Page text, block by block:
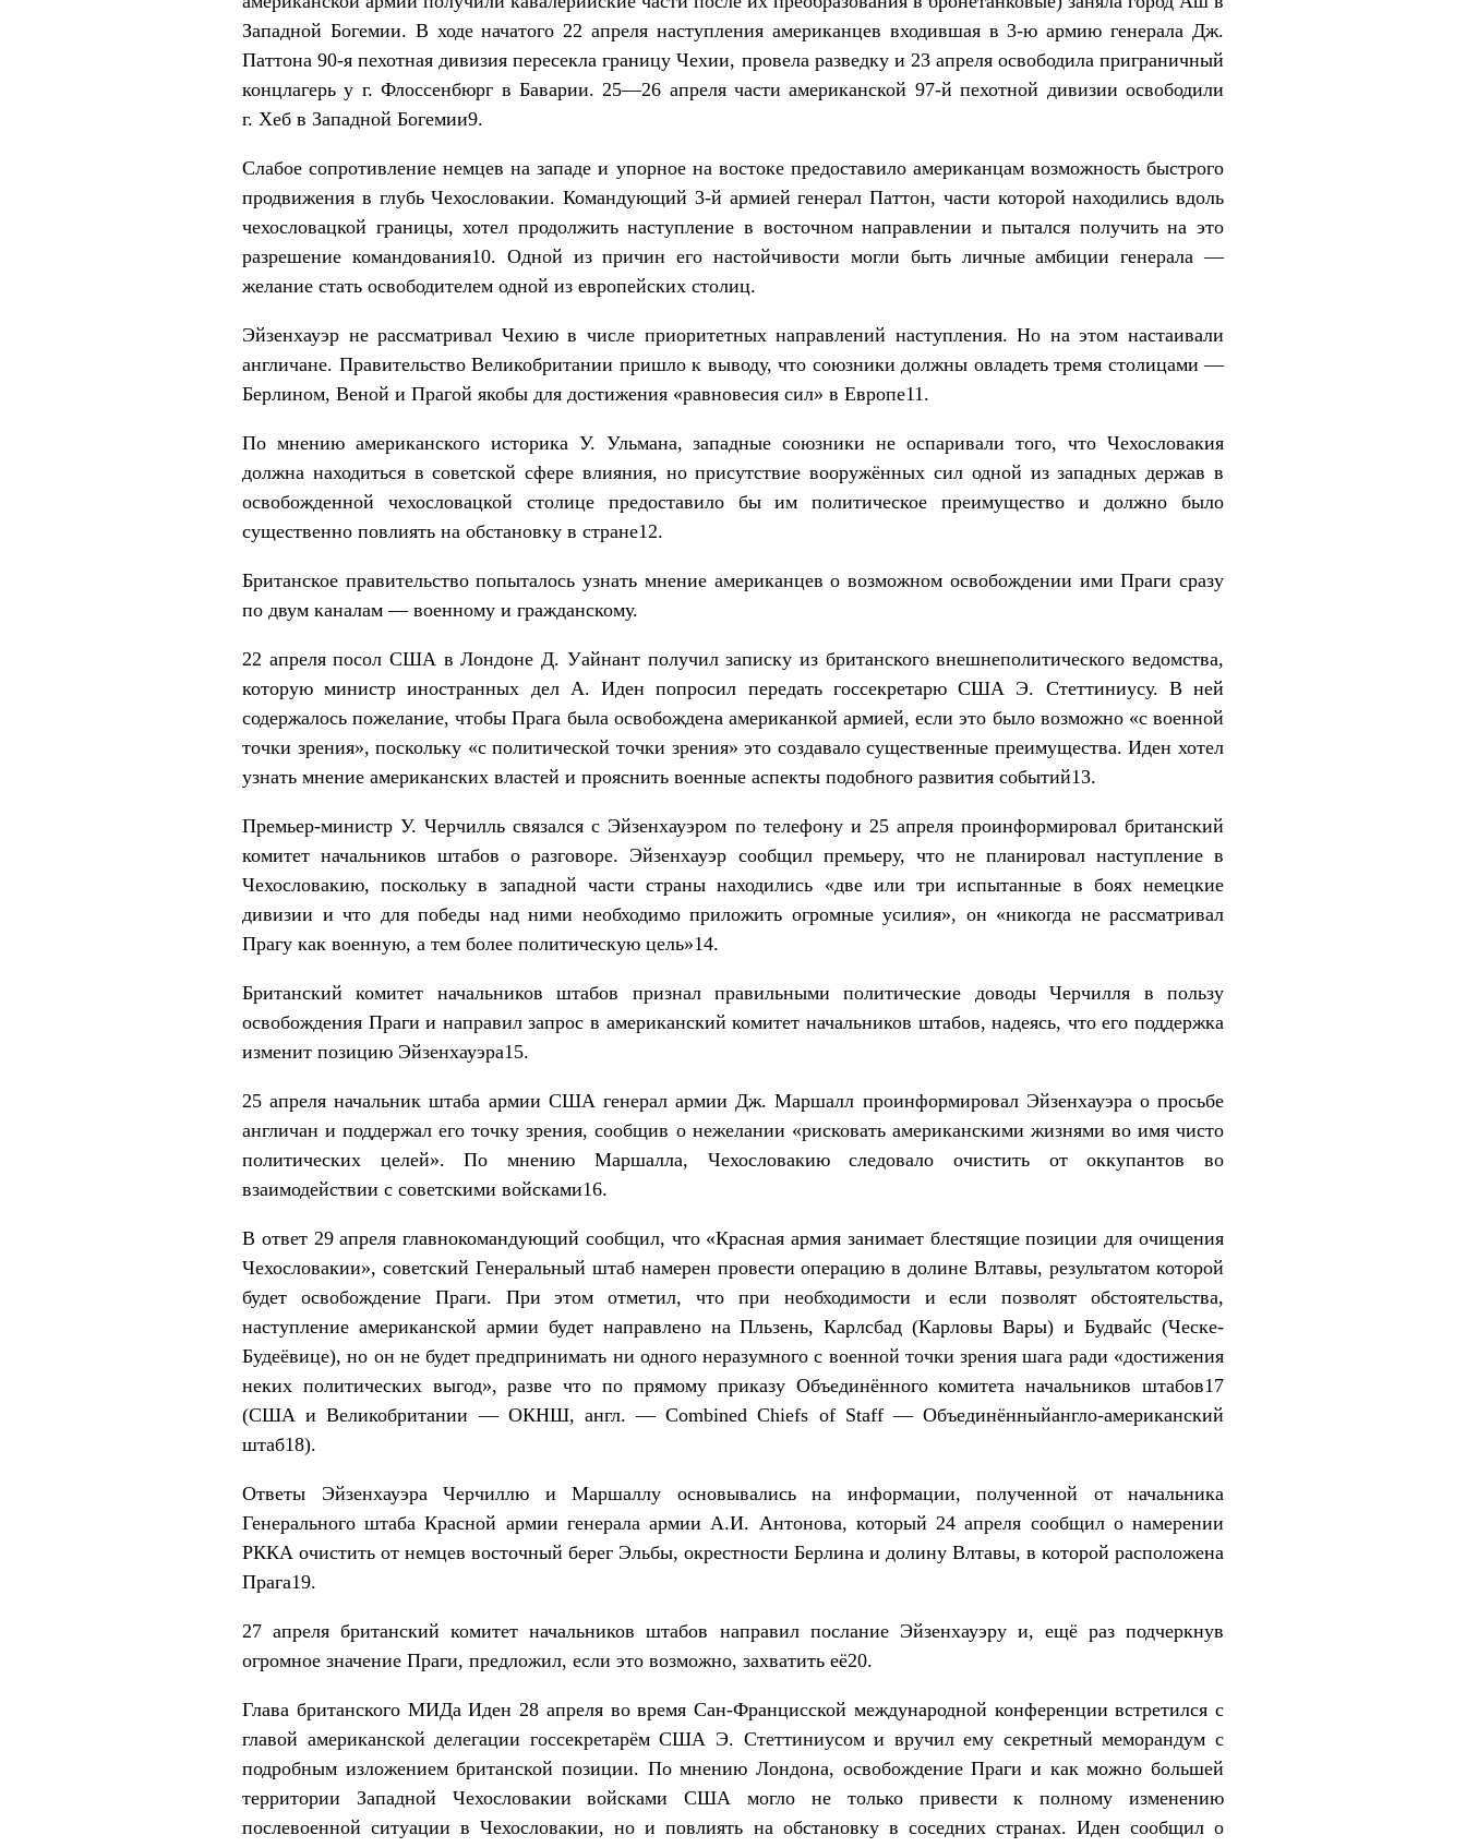
Западной Богемии. В ходе начатого 22 апреля наступления американцев входившая в 3-ю армию генерала Дж.
Паттона 90-я пехотная дивизия пересекла границу Чехии, провела разведку и 23 апреля освободила приграничный
концлагерь у г. Флоссенбюрг в Баварии. 25—26 апреля части американской 97-й пехотной дивизии освободили
г. Хеб в Западной Богемии9.
Слабое сопротивление немцев на западе и упорное на востоке предоставило американцам возможность быстрого
продвижения в глубь Чехословакии. Командующий 3-й армией генерал Паттон, части которой находились вдоль
чехословацкой границы, хотел продолжить наступление в восточном направлении и пытался получить на это
разрешение командования10. Одной из причин его настойчивости могли быть личные амбиции генерала —
желание стать освободителем одной из европейских столиц.
Эйзенхауэр не рассматривал Чехию в числе приоритетных направлений наступления. Но на этом настаивали
англичане. Правительство Великобритании пришло к выводу, что союзники должны овладеть тремя столицами —
Берлином, Веной и Прагой якобы для достижения «равновесия сил» в Европе11.
По мнению американского историка У. Ульмана, западные союзники не оспаривали того, что Чехословакия
должна находиться в советской сфере влияния, но присутствие вооружённых сил одной из западных держав в
освобожденной чехословацкой столице предоставило бы им политическое преимущество и должно было
существенно повлиять на обстановку в стране12.
Британское правительство попыталось узнать мнение американцев о возможном освобождении ими Праги сразу
по двум каналам — военному и гражданскому.
22 апреля посол США в Лондоне Д. Уайнант получил записку из британского внешнеполитического ведомства,
которую министр иностранных дел А. Иден попросил передать госсекретарю США Э. Стеттиниусу. В ней
содержалось пожелание, чтобы Прага была освобождена американкой армией, если это было возможно «с военной
точки зрения», поскольку «с политической точки зрения» это создавало существенные преимущества. Иден хотел
узнать мнение американских властей и прояснить военные аспекты подобного развития событий13.
Премьер-министр У. Черчилль связался с Эйзенхауэром по телефону и 25 апреля проинформировал британский
комитет начальников штабов о разговоре. Эйзенхауэр сообщил премьеру, что не планировал наступление в
Чехословакию, поскольку в западной части страны находились «две или три испытанные в боях немецкие
дивизии и что для победы над ними необходимо приложить огромные усилия», он «никогда не рассматривал
Прагу как военную, а тем более политическую цель»14.
Британский комитет начальников штабов признал правильными политические доводы Черчилля в пользу
освобождения Праги и направил запрос в американский комитет начальников штабов, надеясь, что его поддержка
изменит позицию Эйзенхауэра15.
25 апреля начальник штаба армии США генерал армии Дж. Маршалл проинформировал Эйзенхауэра о просьбе
англичан и поддержал его точку зрения, сообщив о нежелании «рисковать американскими жизнями во имя чисто
политических целей». По мнению Маршалла, Чехословакию следовало очистить от оккупантов во
взаимодействии с советскими войсками16.
В ответ 29 апреля главнокомандующий сообщил, что «Красная армия занимает блестящие позиции для очищения
Чехословакии», советский Генеральный штаб намерен провести операцию в долине Влтавы, результатом которой
будет освобождение Праги. При этом отметил, что при необходимости и если позволят обстоятельства,
наступление американской армии будет направлено на Пльзень, Карлсбад (Карловы Вары) и Будвайс (Ческе-
Будеёвице), но он не будет предпринимать ни одного неразумного с военной точки зрения шага ради «достижения
неких политических выгод», разве что по прямому приказу Объединённого комитета начальников штабов17
(США и Великобритании — ОКНШ, англ. — Combined Chiefs of Staff — Объединённыйангло-американский
штаб18).
Ответы Эйзенхауэра Черчиллю и Маршаллу основывались на информации, полученной от начальника
Генерального штаба Красной армии генерала армии А.И. Антонова, который 24 апреля сообщил о намерении
РККА очистить от немцев восточный берег Эльбы, окрестности Берлина и долину Влтавы, в которой расположена
Прага19.
27 апреля британский комитет начальников штабов направил послание Эйзенхауэру и, ещё раз подчеркнув
огромное значение Праги, предложил, если это возможно, захватить её20.
Глава британского МИДа Иден 28 апреля во время Сан-Францисской международной конференции встретился с
главой американской делегации госсекретарём США Э. Стеттиниусом и вручил ему секретный меморандум с
подробным изложением британской позиции. По мнению Лондона, освобождение Праги и как можно большей
территории Западной Чехословакии войсками США могло не только привести к полному изменению
послевоенной ситуации в Чехословакии, но и повлиять на обстановку в соседних странах. Иден сообщил о